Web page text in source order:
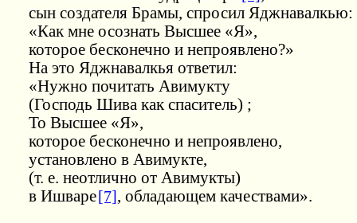
сын создателя Брамы, спросил Яджнавалкью:
«Как мне осознать Высшее «Я»,
которое бесконечно и непроявлено?»
На это Яджнавалкья ответил:
«Нужно почитать Авимукту
(Господь Шива как спаситель) ;
То Высшее «Я»,
которое бесконечно и непроявлено,
установлено в Авимукте,
(т. е. неотлично от Авимукты)
в Ишваре[7], обладающем качествами».